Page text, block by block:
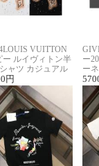
VUITTON
ー ルイヴィトン半
ャツ カジュアル
む 2色展開
円
ー
ー
ー